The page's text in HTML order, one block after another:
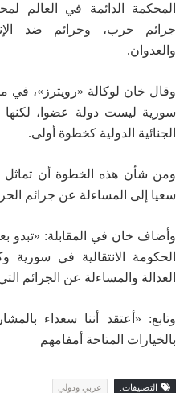
المحكمة الدائمة في العالم
جرائم حرب، وجرائم ضد
والعدوان.
وقال خان لوكالة «رويترز»، في
سورية ليست دولة عضوا،
الجنائية الدولية كخطوة أولى.
ومن شأن هذه الخطوة أن تماثل
سعيا إلى المساءلة عن جرائم
وأضاف خان في المقابلة: «تبدو
الحكومة الانتقالية في سورية
العدالة والمساءلة عن الجرائم
وتابع: «أعتقد أننا سعداء
بالخيارات المتاحة أمفامهم
التصنيفات: عربي ودولي